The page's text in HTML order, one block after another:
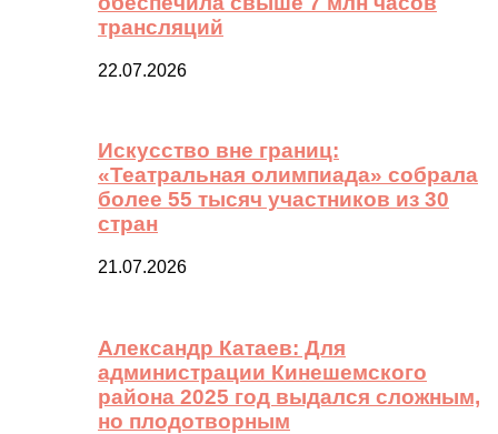
трансляций
22.07.2026
Искусство вне границ:
«Театральная олимпиада» собрала
более 55 тысяч участников из 30
стран
21.07.2026
Александр Катаев: Для
администрации Кинешемского
района 2025 год выдался сложным,
но плодотворным